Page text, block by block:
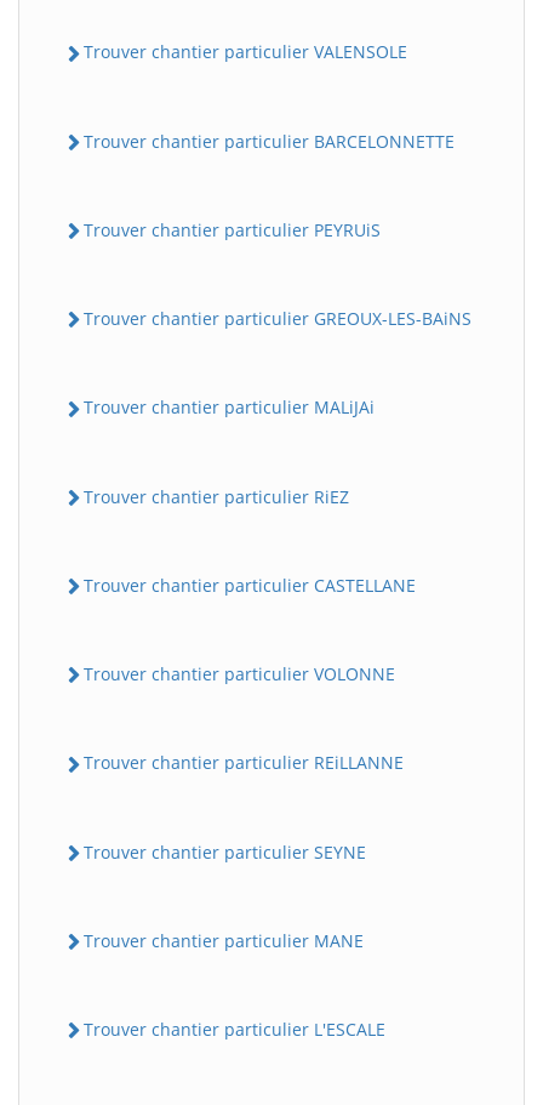
Trouver chantier particulier VALENSOLE
Trouver chantier particulier BARCELONNETTE
Trouver chantier particulier PEYRUiS
Trouver chantier particulier GREOUX-LES-BAiNS
Trouver chantier particulier MALiJAi
Trouver chantier particulier RiEZ
Trouver chantier particulier CASTELLANE
Trouver chantier particulier VOLONNE
Trouver chantier particulier REiLLANNE
Trouver chantier particulier SEYNE
Trouver chantier particulier MANE
Trouver chantier particulier L'ESCALE